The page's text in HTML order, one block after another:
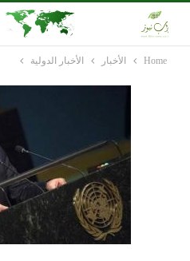
Home الأخبار الأخبار الدولية